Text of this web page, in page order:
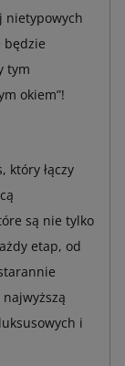
nietypowych
będzie
tym
okiem”!
który łączy
są nie tylko
etap, od
i